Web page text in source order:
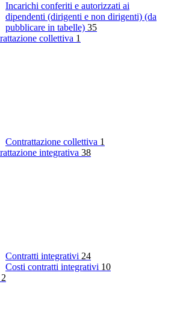
Incarichi conferiti e autorizzati ai
dipendenti (dirigenti e non dirigenti) (da
pubblicare in tabelle) 35
collettiva 1
Contrattazione collettiva 1
integrativa 38
Contratti integrativi 24
Costi contratti integrativi 10
2